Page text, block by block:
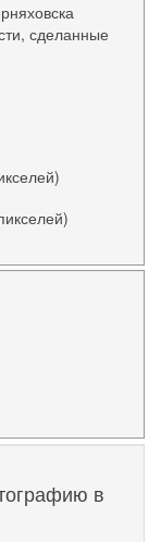
сделанные
в